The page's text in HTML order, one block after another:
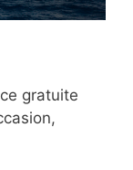
gratuite